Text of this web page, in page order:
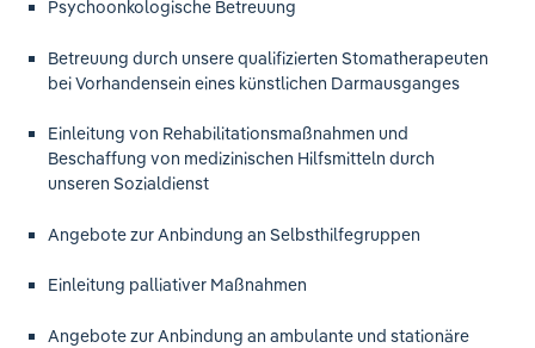
Psychoonkologische Betreuung
Betreuung durch unsere qualifizierten Stomatherapeuten
bei Vorhandensein eines künstlichen Darmausganges
Einleitung von Rehabilitationsmaßnahmen und
Beschaffung von medizinischen Hilfsmitteln durch
unseren Sozialdienst
Angebote zur Anbindung an Selbsthilfegruppen
Einleitung palliativer Maßnahmen
Angebote zur Anbindung an ambulante und stationäre